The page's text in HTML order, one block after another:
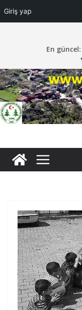
Giriş yap
En güncel: